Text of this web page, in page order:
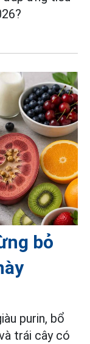
bỏ
purin, bổ
trái cây có